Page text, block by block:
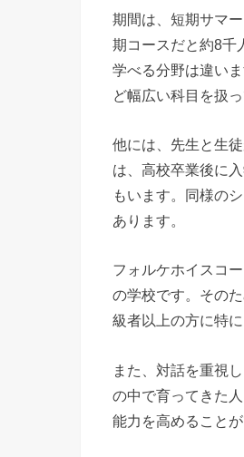
期間は、短期サマ
期コースだと約8千
学べる分野は違い
ど幅広い科目を扱っ
他には、先生と生
は、高校卒業後に
もいます。同様の
あります。
フォルケホイスコ
の学校です。その
級者以上の方に特に
また、対話を重視
の中で育ってきた
能力を高めることが